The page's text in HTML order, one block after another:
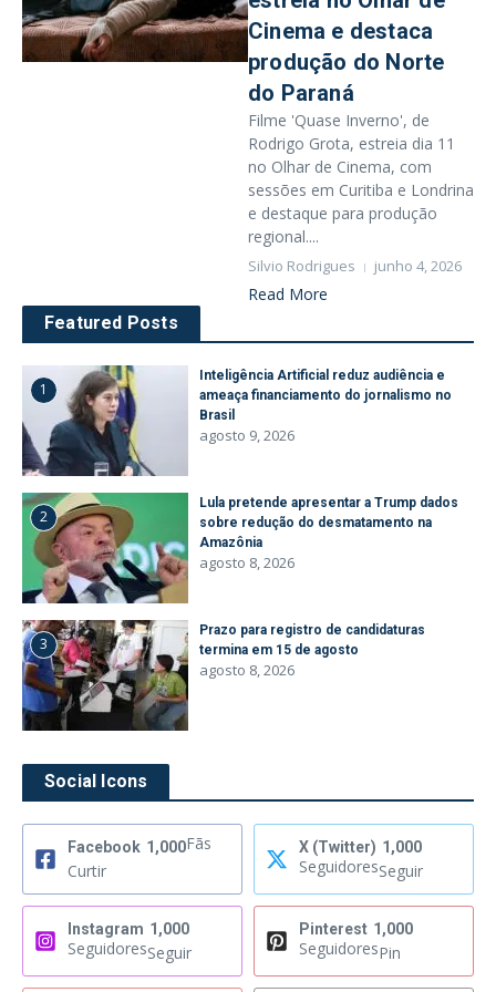
Cinema e destaca
produção do Norte
do Paraná
Filme 'Quase Inverno', de
Rodrigo Grota, estreia dia 11
no Olhar de Cinema, com
sessões em Curitiba e Londrina
e destaque para produção
regional....
Silvio Rodrigues junho 4, 2026
Read More
Featured Posts
1
Inteligência Artificial reduz audiência e
ameaça financiamento do jornalismo no
Brasil
agosto 9, 2026
2
Lula pretende apresentar a Trump dados
sobre redução do desmatamento na
Amazônia
agosto 8, 2026
3
Prazo para registro de candidaturas
termina em 15 de agosto
agosto 8, 2026
Social Icons
Facebook 1,000Fãs
Curtir
X (Twitter) 1,000
SeguidoresSeguir
Instagram 1,000
SeguidoresSeguir
Pinterest 1,000
SeguidoresPin